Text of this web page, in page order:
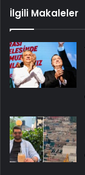
İlgili Makaleler